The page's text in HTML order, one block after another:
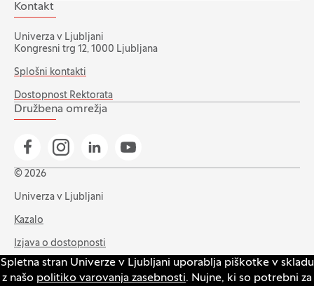
Spletna stran Univerze v Ljubljani uporablja piškotke v skladu
z našo politiko varovanja zasebnosti. Nujne, ki so potrebni za
Kontakt
Univerza v Ljubljani
Kongresni trg 12, 1000 Ljubljana
Splošni kontakti
Dostopnost Rektorata
Družbena omrežja
Pojdi na našo Facebook stran
Pojdi na našo Instagram stran
Pojdi na Linkedin stran
Pojdi na YouTube stran
© 2026
Univerza v Ljubljani
Kazalo
Izjava o dostopnosti
Varstvo zasebnosti in piškotkov